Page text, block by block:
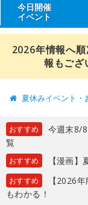
今日開催
イベント
2026年情報へ
報もござ
夏休みイベント・
おすすめ
今週末8/
覧
おすすめ 【漫画
おすすめ
【2026
もわかる！